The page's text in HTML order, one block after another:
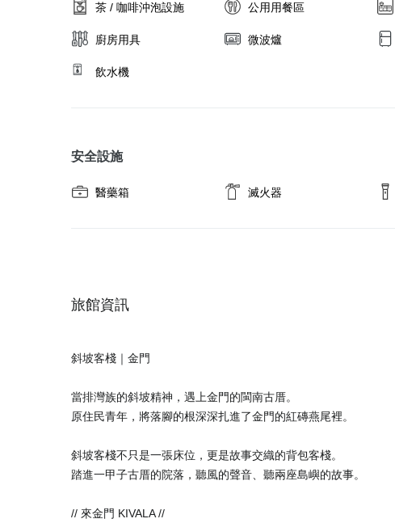
茶 / 咖啡沖泡設施 公用用餐區
廚房用具 微波爐
飲水機
安全設施
醫藥箱 滅火器
旅館資訊
斜坡客棧｜金門
當排灣族的斜坡精神，遇上金門的閩南古厝。
原住民青年，將落腳的根深深扎進了金門的紅磚燕尾裡。
斜坡客棧不只是一張床位，更是故事交織的背包客棧。
踏進一甲子古厝的院落，聽風的聲音、聽兩座島嶼的故事。
// 來金門 KIVALA //